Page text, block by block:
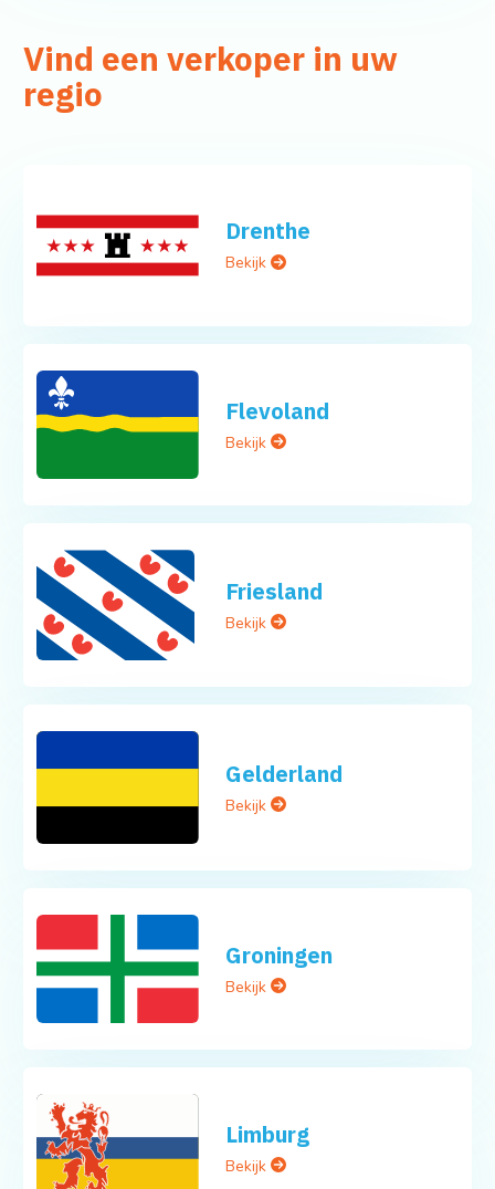
Vind een verkoper in uw
regio
Drenthe
Bekijk
Flevoland
Bekijk
Friesland
Bekijk
Gelderland
Bekijk
Groningen
Bekijk
Limburg
Bekijk